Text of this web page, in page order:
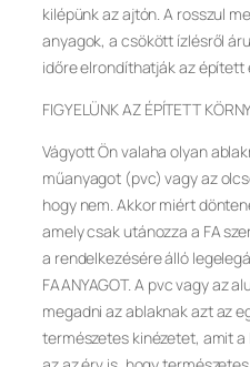
kilépünk az ajtón. A rosszul
anyagok, a csökött ízlésről
időre elrondíthatják az
FIGYELÜNK AZ ÉPÍTETT
Vágyott Ön valaha olyan
műanyagot (pvc) vagy az
hogy nem. Akkor miért
amely csak utánozza a FA
a rendelkezésére álló
FAANYAGOT. A pvc vagy az
megadni az ablaknak azt az
természetes kinézetet, amit a